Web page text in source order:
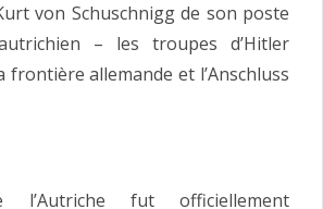
von Schuschnigg de son poste
– les troupes d’Hitler
frontière allemande et l’Anschluss
l’Autriche fut officiellement